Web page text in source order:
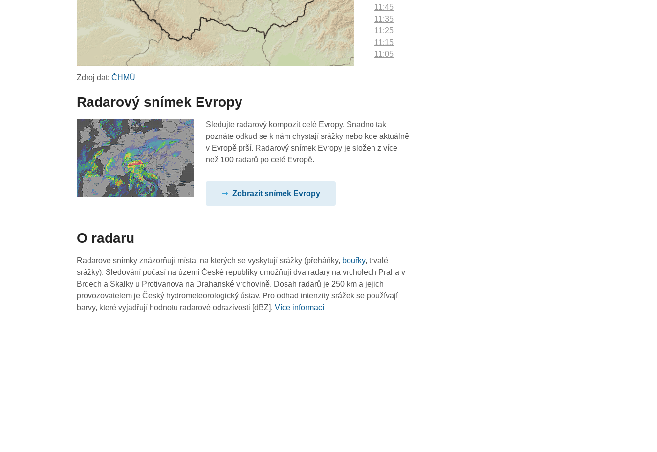
11:45
11:35
11:25
11:15
11:05
10:05
09:55
09:45
08:05
07:55
07:45
07:35
Zdroj dat:ČHMÚ
Radarový snímek Evropy
Sledujte radarový kompozit celé Evropy. Snadno tak
poznáte odkud se k nám chystají srážky nebo kde aktuálně
v Evropě prší. Radarový snímek Evropy je složen z více
než 100 radarů po celé Evropě.
Zobrazit snímek Evropy
O radaru
Radarové snímky znázorňují místa, na kterých se vyskytují srážky (přeháňky, bouřky, trvalé
srážky). Sledování počasí na území České republiky umožňují dva radary na vrcholech Praha v
Brdech a Skalky u Protivanova na Drahanské vrchovině. Dosah radarů je 250 km a jejich
provozovatelem je Český hydrometeorologický ústav. Pro odhad intenzity srážek se používají
barvy, které vyjadřují hodnotu radarové odrazivosti [dBZ].Více informací